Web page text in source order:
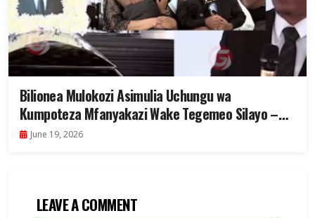
Bilionea Mulokozi Asimulia Uchungu wa
Kumpoteza Mfanyakazi Wake Tegemeo Silayo –
Video
June 19, 2026
LEAVE A COMMENT